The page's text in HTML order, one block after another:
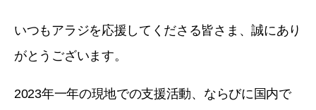
いつもアラジを応援してくださる皆さま、誠にあり
がとうございます。
2023年一年の現地での支援活動、ならびに国内で